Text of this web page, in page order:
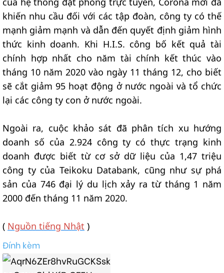
khiến nhu cầu đối với các tập đoàn, công ty có thế
mạnh giảm mạnh và dẫn đến quyết định giảm hình
thức kinh doanh. Khi H.I.S. công bố kết quả tài
chính hợp nhất cho năm tài chính kết thúc vào
tháng 10 năm 2020 vào ngày 11 tháng 12, cho biết
sẽ cắt giảm 95 hoạt động ở nước ngoài và tổ chức
lại các công ty con ở nước ngoài.
Ngoài ra, cuộc khảo sát đã phân tích xu hướng
doanh số của 2.924 công ty có thực trạng kinh
doanh được biết từ cơ sở dữ liệu của 1,47 triệu
công ty của Teikoku Databank, cũng như sự phá
sản của 746 đại lý du lịch xảy ra từ tháng 1 năm
2000 đến tháng 11 năm 2020.
( Nguồn tiếng Nhật )
Đính kèm